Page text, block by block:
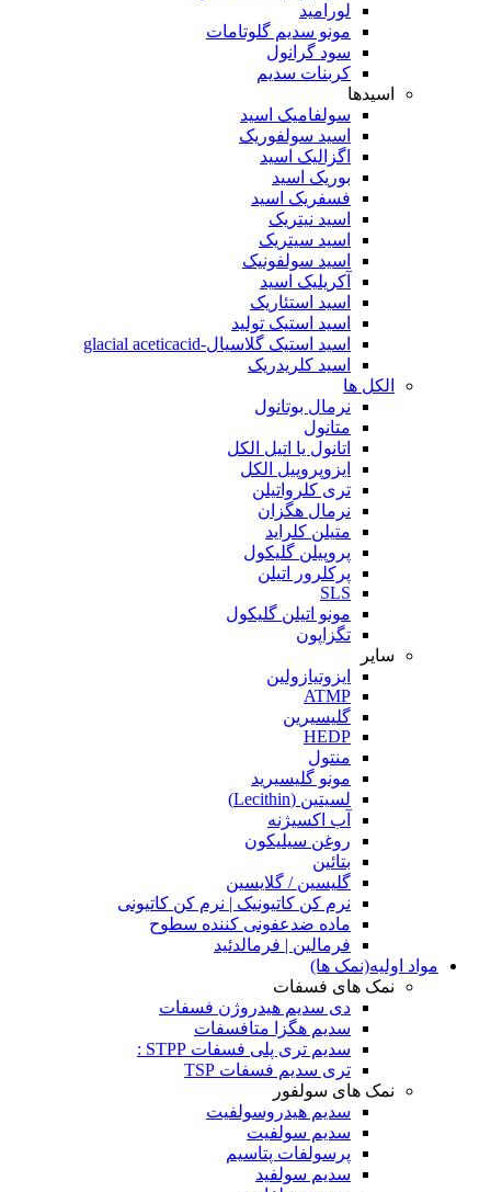
لورامید
مونو سدیم گلوتامات
سود گرانول
کربنات سدیم
اسیدها
سولفامیک اسید
اسید سولفوریک
اگزالیک اسید
بوریک اسید
فسفریک اسید
اسید نیتریک
اسید سیتریک
اسید سولفونیک
آکریلیک اسید
اسید استئاریک
اسید استیک تولید
اسید استیک گلاسیال-glacial aceticacid
اسید کلریدریک
الکل ها
نرمال بوتانول
متانول
اتانول یا اتیل الکل
ایزوپروپیل الکل
تری کلرواتیلن
نرمال هگزان
متیلن کلراید
پروپیلن گلیکول
پرکلرور اتیلن
SLS
مونو اتیلن گلیکول
تگزاپون
سایر
ایزوتیازولین
ATMP
گلیسیرین
HEDP
منتول
مونو گلیسیرید
لسیتین (Lecithin)
آب اکسیژنه
روغن سیلیکون
بتائین
گلیسین / گلایسین
نرم کن کاتیونیک | نرم کن کاتیونی
ماده ضدعفونی کننده سطوح
فرمالین | فرمالدئید
مواد اولیه(نمک ها)
نمک های فسفات
دی سدیم هیدروژن فسفات
سدیم هگزا متافسفات
سدیم تری پلی فسفات STPP :
تری سدیم فسفات TSP
نمک های سولفور
سدیم هیدروسولفیت
سدیم سولفیت
پرسولفات پتاسیم
سدیم سولفید